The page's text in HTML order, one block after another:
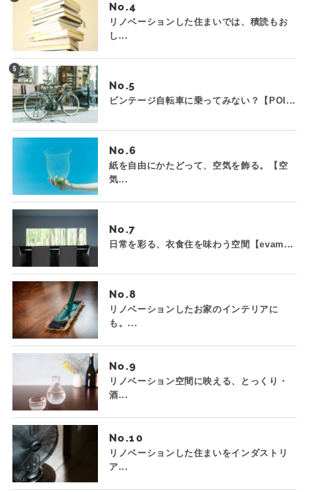
No.
リノベーションした住まいでは、積読もお
し...
No.
ビンテージ自転車に乗ってみない？【POI...
No.
紙を自由にかたどって、空気を飾る。【空
気...
No.
日常を彩る、衣食住を味わう空間【evam...
No.
リノベーションしたお家のインテリアに
も。...
No.
リノベーション空間に映える、とっくり・
酒...
No.
リノベーションした住まいをインダストリ
ア...